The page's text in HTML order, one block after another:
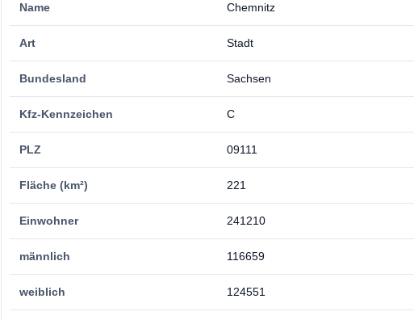
Name Chemnitz
Art Stadt
Bundesland Sachsen
Kfz-Kennzeichen C
PLZ 09111
Fläche (km²) 221
Einwohner 241210
männlich 116659
weiblich 124551